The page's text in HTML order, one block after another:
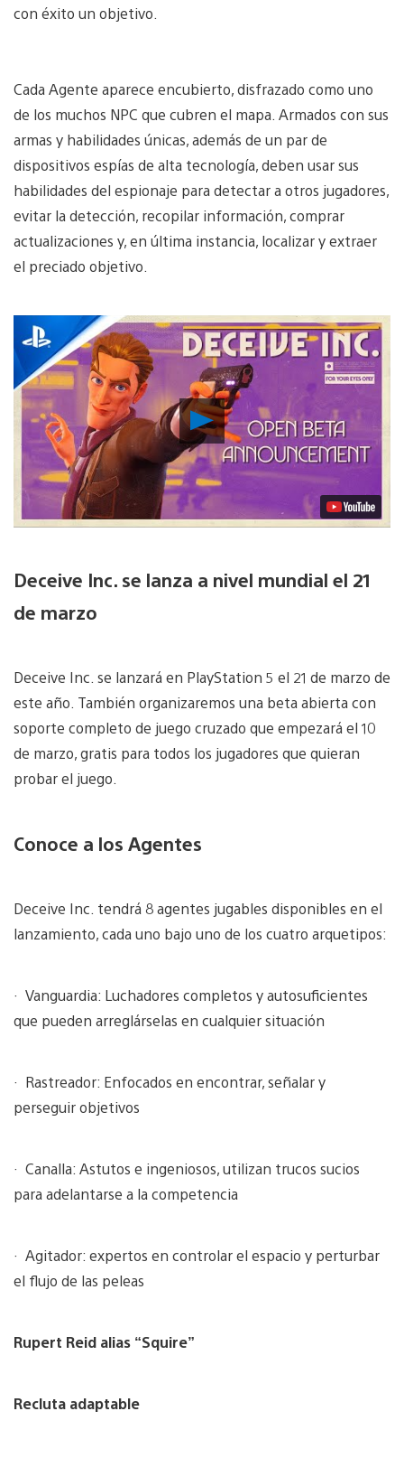
con éxito un objetivo.
Cada Agente aparece encubierto, disfrazado como uno
de los muchos NPC que cubren el mapa. Armados con sus
armas y habilidades únicas, además de un par de
dispositivos espías de alta tecnología, deben usar sus
habilidades del espionaje para detectar a otros jugadores,
evitar la detección, recopilar información, comprar
actualizaciones y, en última instancia, localizar y extraer
el preciado objetivo.
Reproducir
Video
Deceive Inc. se lanza a nivel mundial el 21
de marzo
Deceive Inc. se lanzará en PlayStation 5 el 21 de marzo de
este año. También organizaremos una beta abierta con
soporte completo de juego cruzado que empezará el 10
de marzo, gratis para todos los jugadores que quieran
probar el juego.
Conoce a los Agentes
Deceive Inc. tendrá 8 agentes jugables disponibles en el
lanzamiento, cada uno bajo uno de los cuatro arquetipos:
· Vanguardia: Luchadores completos y autosuficientes
que pueden arreglárselas en cualquier situación
· Rastreador: Enfocados en encontrar, señalar y
perseguir objetivos
· Canalla: Astutos e ingeniosos, utilizan trucos sucios
para adelantarse a la competencia
· Agitador: expertos en controlar el espacio y perturbar
el flujo de las peleas
Rupert Reid alias “Squire”
Recluta adaptable